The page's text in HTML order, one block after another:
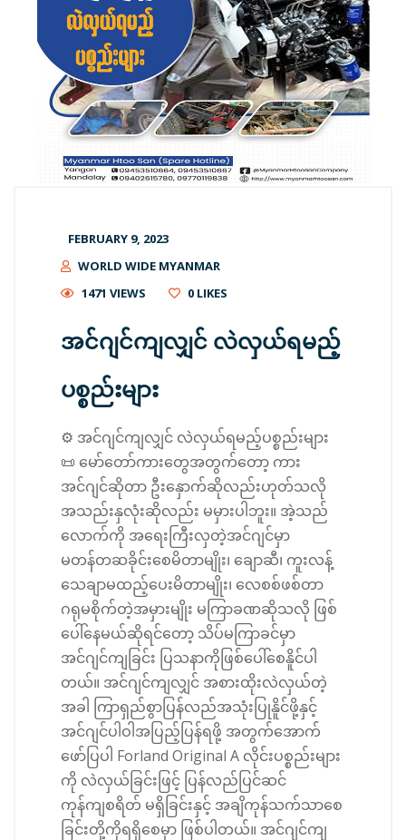
FEBRUARY 9, 2023
WORLD WIDE MYANMAR
1471 VIEWS
0 LIKES
အင်ဂျင်ကျလျှင် လဲလှယ်ရမည့်
ပစ္စည်းများ
⚙️ အင်ဂျင်ကျလျှင် လဲလှယ်ရမည့်ပစ္စည်းများ
📜 မော်တော်ကားတွေအတွက်တော့ ကား
အင်ဂျင်ဆိုတာ ဦးနှောက်ဆိုလည်းဟုတ်သလို
အသည်းနှလုံးဆိုလည်း မမှားပါဘူး။ အဲ့သည်
လောက်ကို အရေးကြီးလှတဲ့အင်ဂျင်မှာ
မတန်တဆခိုင်းစေမိတာမျိုး၊ ချောဆီ၊ ကူးလန့်
သေချာမထည့်ပေးမိတာမျိုး၊ လေစစ်ဖစ်တာ
ဂရုမစိုက်တဲ့အမှားမျိုး မကြာခဏဆိုသလို ဖြစ်
ပေါ်နေမယ်ဆိုရင်တော့ သိပ်မကြာခင်မှာ
အင်ဂျင်ကျခြင်း ပြသနာကိုဖြစ်ပေါ်စေနိူင်ပါ
တယ်။ အင်ဂျင်ကျလျှင် အစားထိုးလဲလှယ်တဲ့
အခါ ကြာရှည်စွာပြန်လည်အသုံးပြုနိူင်ဖို့နှင့်
အင်ဂျင်ပါဝါအပြည့်ပြန်ရဖို့ အတွက်အောက်
ဖော်ပြပါ Forland Original A လိုင်းပစ္စည်းများ
ကို လဲလှယ်ခြင်းဖြင့် ပြန်လည်ပြင်ဆင်
ကုန်ကျစရိတ် မရှိခြင်းနှင့် အချိကုန်သက်သာစေ
ခြင်းတို့ကိုရရှိစေမှာ ဖြစ်ပါတယ်။ အင်ဂျင်ကျ